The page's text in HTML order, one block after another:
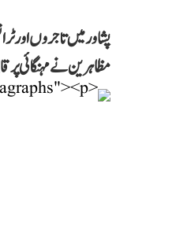
پشاور میں تاجروں اور
مظاہرین نے مہنگائی پر